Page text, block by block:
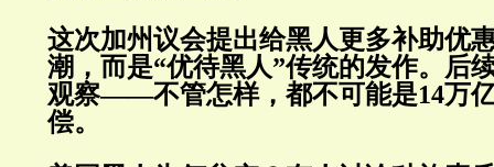
这次加州议会提出给黑人更多补助优
潮，而是“优待黑人”传统的发作。后
观察——不管怎样，都不可能是14万
偿。